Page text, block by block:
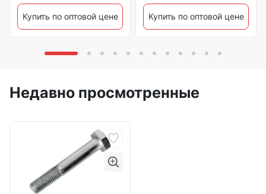
Купить по оптовой цене Купить по оптовой цене
Недавно просмотренные